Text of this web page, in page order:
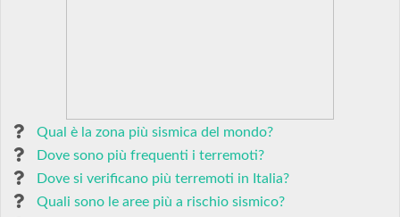
Qual è la zona più sismica del mondo?
Dove sono più frequenti i terremoti?
Dove si verificano più terremoti in Italia?
Quali sono le aree più a rischio sismico?